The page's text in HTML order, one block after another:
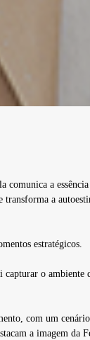
a
transforma a
estratégicos.
o ambiente
com um
a imagem da